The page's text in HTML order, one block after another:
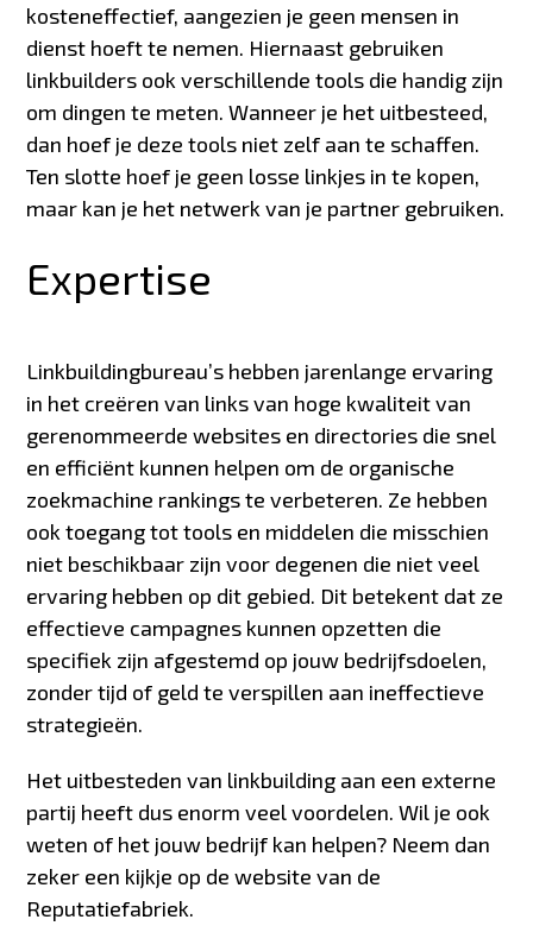
kosteneffectief, aangezien je geen mensen in
dienst hoeft te nemen. Hiernaast gebruiken
linkbuilders ook verschillende tools die handig zijn
om dingen te meten. Wanneer je het uitbesteed,
dan hoef je deze tools niet zelf aan te schaffen.
Ten slotte hoef je geen losse linkjes in te kopen,
maar kan je het netwerk van je partner gebruiken.
Expertise
Linkbuildingbureau’s hebben jarenlange ervaring
in het creëren van links van hoge kwaliteit van
gerenommeerde websites en directories die snel
en efficiënt kunnen helpen om de organische
zoekmachine rankings te verbeteren. Ze hebben
ook toegang tot tools en middelen die misschien
niet beschikbaar zijn voor degenen die niet veel
ervaring hebben op dit gebied. Dit betekent dat ze
effectieve campagnes kunnen opzetten die
specifiek zijn afgestemd op jouw bedrijfsdoelen,
zonder tijd of geld te verspillen aan ineffectieve
strategieën.
Het uitbesteden van linkbuilding aan een externe
partij heeft dus enorm veel voordelen. Wil je ook
weten of het jouw bedrijf kan helpen? Neem dan
zeker een kijkje op de website van de
Reputatiefabriek.